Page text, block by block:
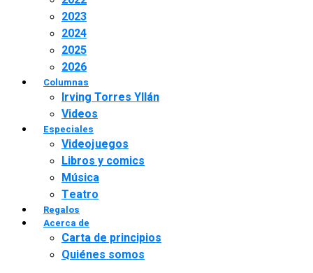
2023
2024
2025
2026
Columnas
Irving Torres Yllán
Videos
Especiales
Videojuegos
Libros y comics
Música
Teatro
Regalos
Acerca de
Carta de principios
Quiénes somos